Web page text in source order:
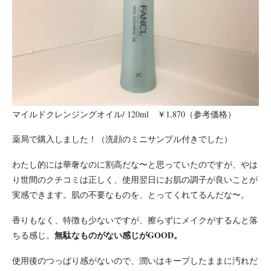
マイルドクレンジングオイル/ 120ml ￥1,870（参考価格）
薬局で購入しました！（洗顔のミニサンプル付きでした）
わたし的には華奢なのに割高だな〜と思っていたのですが、やは
り世間のクチコミは正しく、使用翌日にお肌の調子が良いことが
実感できます。肌の不要なものを、とってくれてるんだな〜。
香りもなく、特徴も少ないですが、擦らずにメイクがするんと落
ちる感じ。 無駄なものがない感じがGOOD。
使用後のつっぱり感がないので、潤いはキープしたままに汚れだ